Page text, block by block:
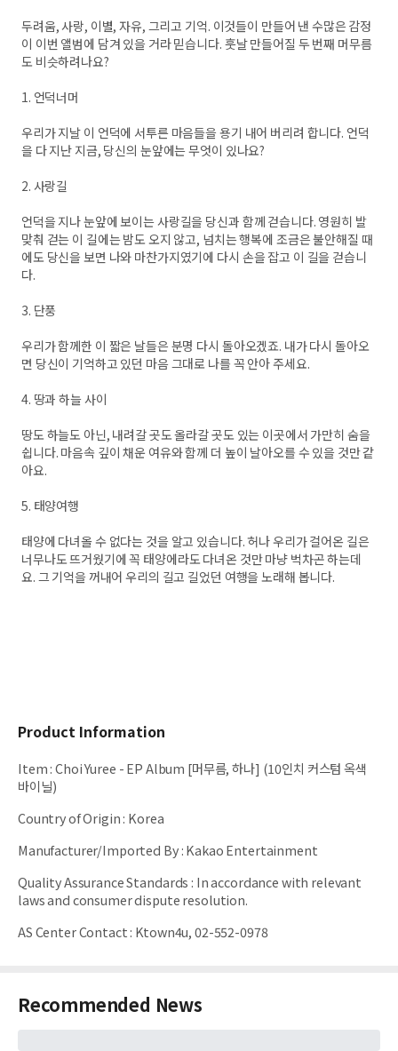
두려움, 사랑, 이별, 자유, 그리고 기억. 이것들이 만들어 낸 수많은 감정
이 이번 앨범에 담겨 있을 거라 믿습니다. 훗날 만들어질 두 번째 머무름
도 비슷하려나요?
1. 언덕너머
우리가 지날 이 언덕에 서투른 마음들을 용기 내어 버리려 합니다. 언덕
을 다 지난 지금, 당신의 눈앞에는 무엇이 있나요?
2. 사랑길
언덕을 지나 눈앞에 보이는 사랑길을 당신과 함께 걷습니다. 영원히 발
맞춰 걷는 이 길에는 밤도 오지 않고, 넘치는 행복에 조금은 불안해질 때
에도 당신을 보면 나와 마찬가지였기에 다시 손을 잡고 이 길을 걷습니
다.
3. 단풍
우리가 함께한 이 짧은 날들은 분명 다시 돌아오겠죠. 내가 다시 돌아오
면 당신이 기억하고 있던 마음 그대로 나를 꼭 안아 주세요.
4. 땅과 하늘 사이
땅도 하늘도 아닌, 내려갈 곳도 올라갈 곳도 있는 이곳에서 가만히 숨을
쉽니다. 마음속 깊이 채운 여유와 함께 더 높이 날아오를 수 있을 것만 같
아요.
5. 태양여행
태양에 다녀올 수 없다는 것을 알고 있습니다. 허나 우리가 걸어온 길은
너무나도 뜨거웠기에 꼭 태양에라도 다녀온 것만 마냥 벅차곤 하는데
요. 그 기억을 꺼내어 우리의 길고 길었던 여행을 노래해 봅니다.
Product Information
Item:Choi Yuree - EP Album [머무름, 하나] (10인치 커스텀 옥색
바이닐)
Country of Origin: Korea
Manufacturer/Imported By:Kakao Entertainment
Quality Assurance Standards : In accordance with relevant
laws and consumer dispute resolution.
AS Center Contact: Ktown4u, 02-552-0978
Recommended News